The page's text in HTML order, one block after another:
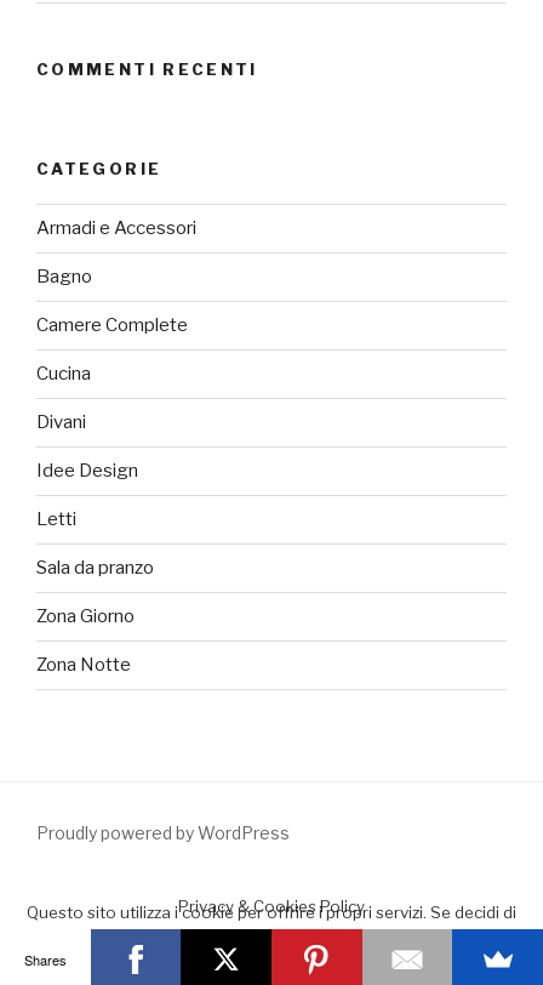
COMMENTI RECENTI
CATEGORIE
Armadi e Accessori
Bagno
Camere Complete
Cucina
Divani
Idee Design
Letti
Sala da pranzo
Zona Giorno
Zona Notte
Proudly powered by WordPress
Questo sito utilizza i cookie per offrire i propri servizi. Se decidi di
Accept
Leggimi
Privacy & Cookies Policy
Shares